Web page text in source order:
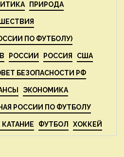
ПРИРОДА
ПО ФУТБОЛУ)
РОССИИ РОССИЯ США
БЕЗОПАСНОСТИ РФ
ЭКОНОМИКА
РОССИИ ПО ФУТБОЛУ
ФУТБОЛ ХОККЕЙ